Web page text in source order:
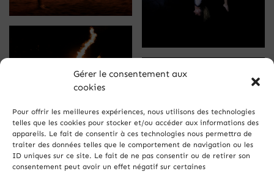
Gérer le consentement aux
cookies
Pour offrir les meilleures expériences, nous utilisons des technologies
telles que les cookies pour stocker et/ou accéder aux informations des
appareils. Le fait de consentir à ces technologies nous permettra de
traiter des données telles que le comportement de navigation ou les
ID uniques sur ce site. Le fait de ne pas consentir ou de retirer son
consentement peut avoir un effet négatif sur certaines